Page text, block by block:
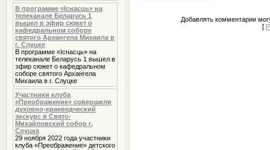
В программе «Iснасць» на
телеканале Беларусь 1
вышел в эфир сюжет о
кафедральном соборе
святого Архангела Михаила в
г. Слуцке
В программе «Iснасць» на
телеканале Беларусь 1 вышел в
эфир сюжет о кафедральном
соборе святого Архангела
Михаила в г. Слуцке
Участники клуба
«Преображение» совершили
духовно-краеведческий
экскурс в Свято-
Михайловский собор г.
Слуцка
29 ноября 2022 года участники
клуба «Преображение» детского
Добавлять комментарии
[